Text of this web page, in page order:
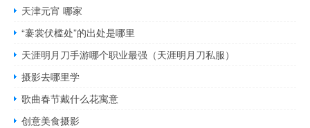
天津元宵 哪家
“褰裳伏槛处”的出处是哪里
天涯明月刀手游哪个职业最强（天涯明月刀私服）
摄影去哪里学
歌曲春节戴什么花寓意
创意美食摄影